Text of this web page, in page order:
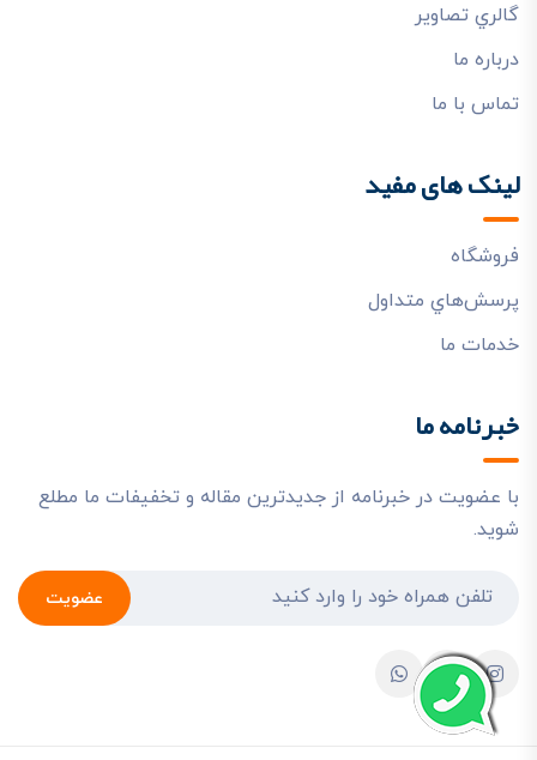
گالري تصاوير
درباره ما
تماس با ما
لینک های مفید
فروشگاه
پرسش‌هاي متداول
خدمات ما
خبرنامه ما
با عضویت در خبرنامه از جدیدترین مقاله و تخفیفات ما مطلع
شوید.
عضویت